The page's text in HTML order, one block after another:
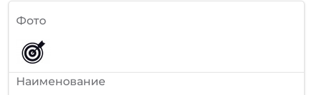
Фото
Наименование